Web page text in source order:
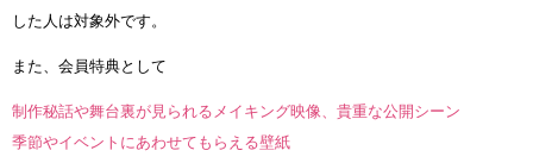
した人は対象外です。
また、会員特典として
制作秘話や舞台裏が見られるメイキング映像、貴重な公開シーン
季節やイベントにあわせてもらえる壁紙